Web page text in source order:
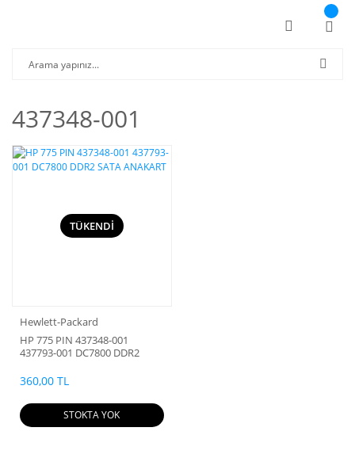
437348-001
TÜKENDİ
Hewlett-Packard
HP 775 PIN 437348-001
437793-001 DC7800 DDR2
360,00 TL
STOKTA YOK